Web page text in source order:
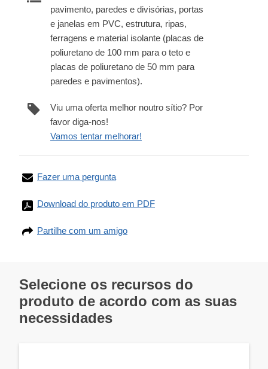
pavimento, paredes e divisórias, portas
e janelas em PVC, estrutura, ripas,
ferragens e material isolante (placas de
poliuretano de 100 mm para o teto e
placas de poliuretano de 50 mm para
paredes e pavimentos).
Viu uma oferta melhor noutro sítio? Por
favor diga-nos!
Vamos tentar melhorar!
Fazer uma pergunta
Download do produto em PDF
Partilhe com um amigo
Selecione os recursos do
produto de acordo com as suas
necessidades